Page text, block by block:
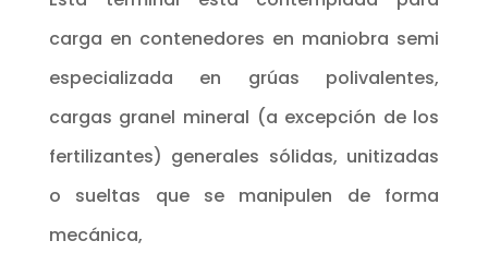
carga en contenedores en maniobra semi
especializada en grúas polivalentes,
cargas granel mineral (a excepción de los
fertilizantes) generales sólidas, unitizadas
o sueltas que se manipulen de forma
mecánica,